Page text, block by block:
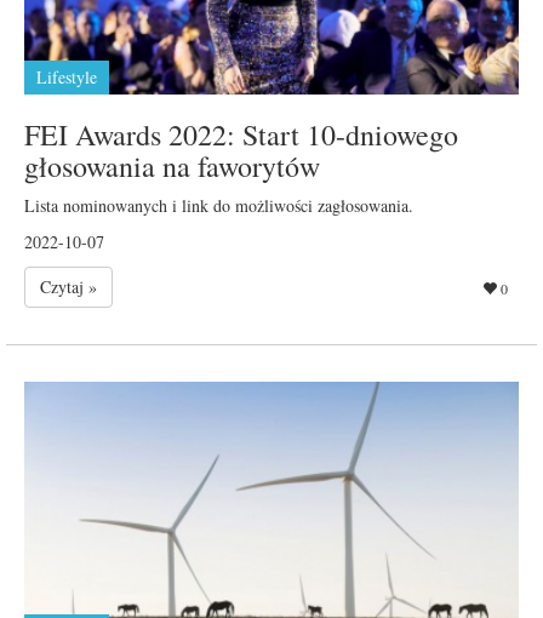
Lifestyle
FEI Awards 2022: Start 10-dniowego
głosowania na faworytów
Lista nominowanych i link do możliwości zagłosowania.
2022-10-07
Czytaj »
0